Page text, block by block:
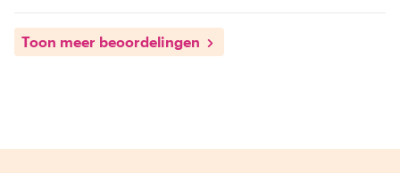
Toon meer beoordelingen